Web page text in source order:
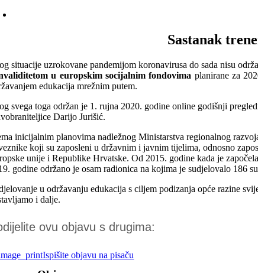
Sastanak
situacije uzrokovane pandemijom koronavirusa do sada nisu
u europskim socijalnim fondovima planirane za
edukacija mrežnim putem.
svega toga održan je 1. rujna 2020. godine online godišnji
Darijo Jurišić.
inicijalnim planovima nadležnog Ministarstva regionalnog
koji su zaposleni u državnim i javnim tijelima, odnosno
unije i Republike Hrvatske. Od 2015. godine kada je
godine održano je osam radionica na kojima je sudjelovalo 186
u održavanju edukacija s ciljem podizanja opće razine
i dalje.
ovu objavu s drugima:
Ispišite objavu na pisaču